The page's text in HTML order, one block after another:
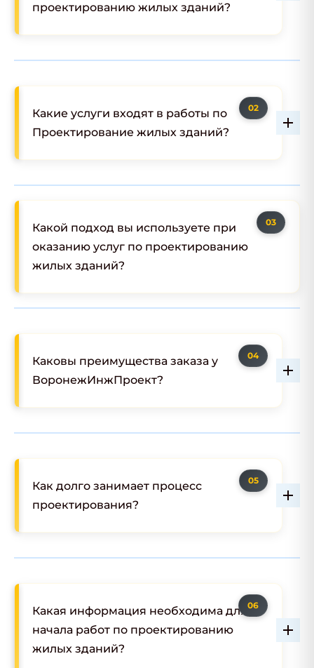
проектированию жилых зданий?
Какие услуги входят в работы по
Проектирование жилых зданий?
Какой подход вы используете при
оказанию услуг по проектированию
жилых зданий?
Каковы преимущества заказа у
ВоронежИнжПроект?
Как долго занимает процесс
проектирования?
Какая информация необходима для
начала работ по проектированию
жилых зданий?